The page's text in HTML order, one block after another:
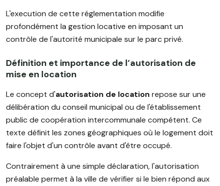
L'execution de cette réglementation modifie
profondément la gestion locative en imposant un
contrôle de l'autorité municipale sur le parc privé.
Définition et importance de l’autorisation de
mise en location
Le concept d'autorisation de location repose sur une
délibération du conseil municipal ou de l'établissement
public de coopération intercommunale compétent. Ce
texte définit les zones géographiques où le logement doit
faire l'objet d'un contrôle avant d'être occupé.
Contrairement à une simple déclaration, l'autorisation
préalable permet à la ville de vérifier si le bien répond aux